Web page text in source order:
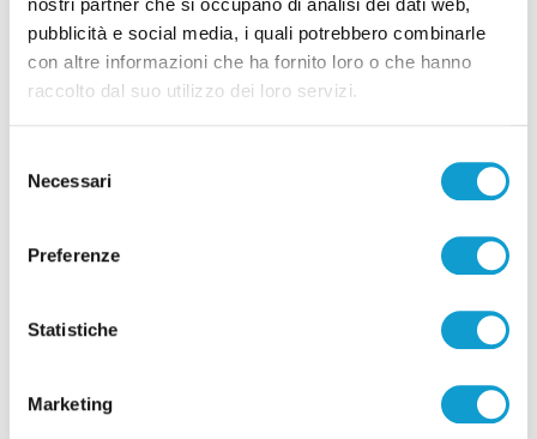
nostri partner che si occupano di analisi dei dati web,
pubblicità e social media, i quali potrebbero combinarle
con altre informazioni che ha fornito loro o che hanno
raccolto dal suo utilizzo dei loro servizi.
delNecessari
Preferenze
Statistiche
Marketing